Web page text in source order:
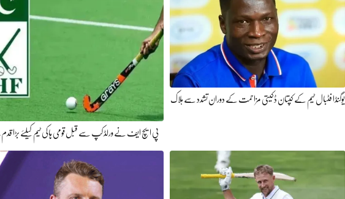
یوگنڈا فٹبال ٹیم کے کپتان ڈکیتی مزاحمت کے دوران تشدد سے ہلاک
پی ایچ ایف نے ورلڈ کپ سے قبل قومی ہاکی ٹیم کیلئے بڑا